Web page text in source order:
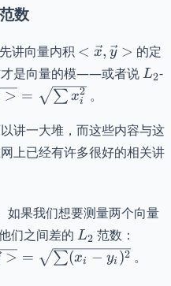
数
讲向量内积 <\vec{x},
\vec{y}>
< x, y > 的定
才是向量的模——或者说 L2-
> = ∑ xi
2 。
讲一大堆，而这些内容与这
上已经有许多很好的相关讲
如果我们想要测量两个向量
们之间差的 L_{2}
L2 范数：
> = ∑(xi − yi )2 。